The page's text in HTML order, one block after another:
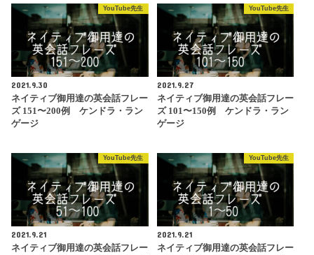
YouTube先生
2021.9.30
ネイティブ御用達の英会話フレー
ズ 151〜200例 ケンドラ・ラン
ゲージ
YouTube先生
2021.9.27
ネイティブ御用達の英会話フレー
ズ 101〜150例 ケンドラ・ラン
ゲージ
YouTube先生
2021.9.21
ネイティブ御用達の英会話フレー
YouTube先生
2021.9.21
ネイティブ御用達の英会話フレー